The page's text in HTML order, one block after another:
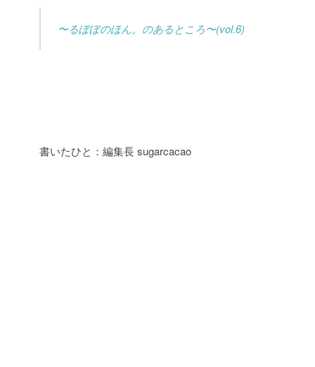
〜るぽぽのほん。のあるところ〜(vol.6)
書いたひと：編集長 sugarcacao